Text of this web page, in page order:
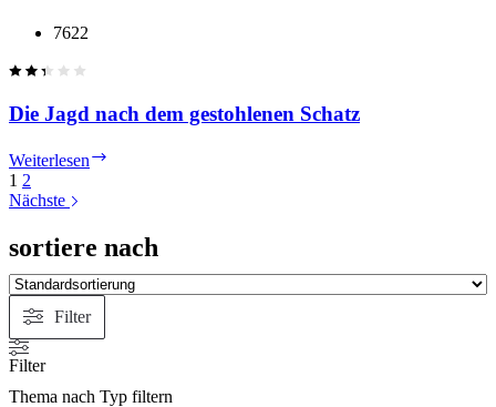
7622
Die Jagd nach dem gestohlenen Schatz
Weiterlesen
gestohlenen
Schatz
1 2
Nächste
sortiere nach
Filter
Filter
Thema nach Typ filtern